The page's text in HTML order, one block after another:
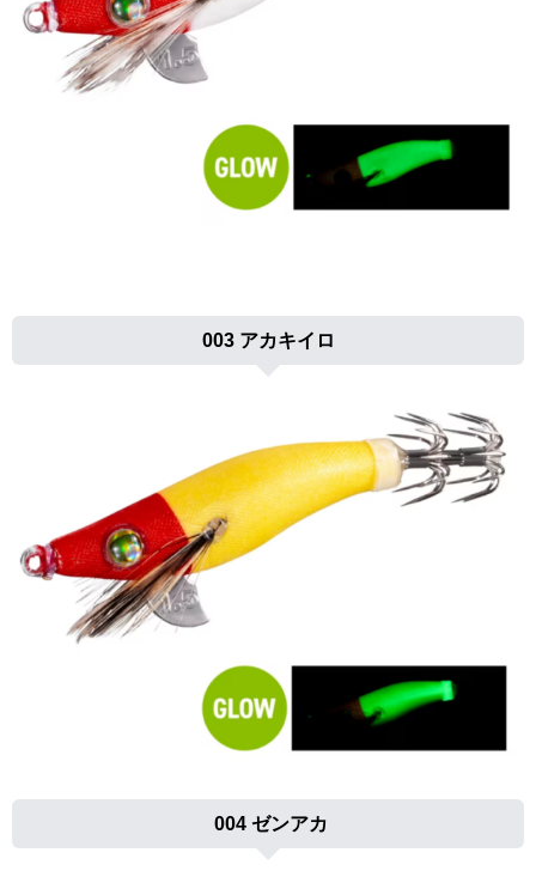
003 アカキイロ
004 ゼンアカ